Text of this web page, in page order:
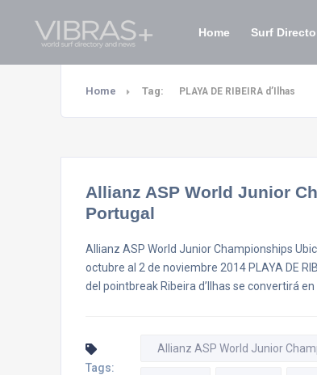
Home Surf
Home Tag: PLAYA DE RIBEIRA d’Ilhas
Allianz ASP World Junior
Portugal
Allianz ASP World Junior Championships
octubre al 2 de noviembre 2014 PLAYA DE
del pointbreak Ribeira d’Ilhas se convertirá
Tags:
Allianz ASP World Junior